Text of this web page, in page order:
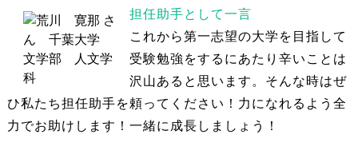
担任助手として一言
これから第一志望の大学を目指して
受験勉強をするにあたり辛いことは
沢山あると思います。そんな時はぜ
ひ私たち担任助手を頼ってください！力になれるよう全
力でお助けします！一緒に成長しましょう！